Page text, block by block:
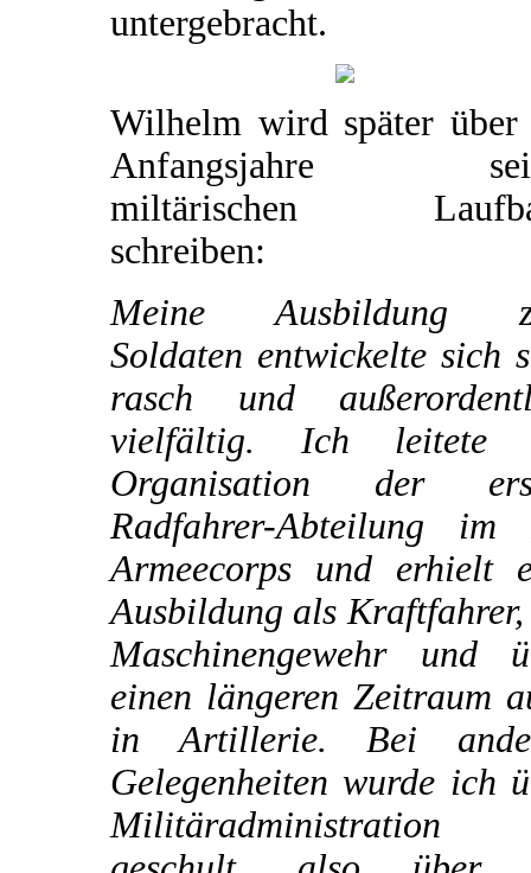
untergebracht.
Wilhelm wird später über
Anfangsjahre
miltärischen
schreiben:
Meine Ausbildung
Soldaten entwickelte sich
rasch und
vielfältig. Ich leitete
Organisation der
Radfahrer-Abteilung
Armeecorps und erhielt
Ausbildung als Kraftfahrer,
Maschinengewehr und
einen längeren Zeitraum
in Artillerie. Bei
Gelegenheiten wurde ich
Militäradministration